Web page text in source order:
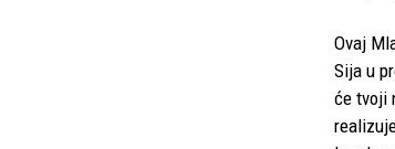
Ovaj
Sija u
će tvoji